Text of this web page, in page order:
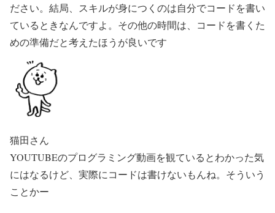
ださい。結局、スキルが身につくのは自分でコードを書い
ているときなんですよ。その他の時間は、コードを書くた
めの準備だと考えたほうが良いです
猫田さん
YOUTUBEのプログラミング動画を観ているとわかった気
にはなるけど、実際にコードは書けないもんね。そういう
ことかー